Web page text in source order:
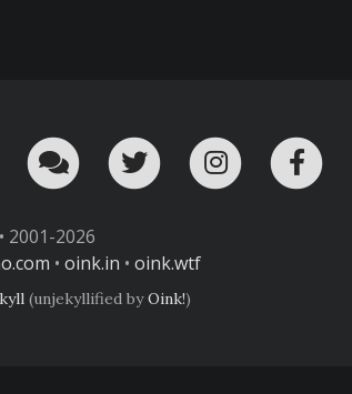
canal en Telegram!
Oink! TV Charla con nosotros en
Twitter Instagram
2001-2026
• oink.in • oink.wtf
(unjekyllified byOink!)